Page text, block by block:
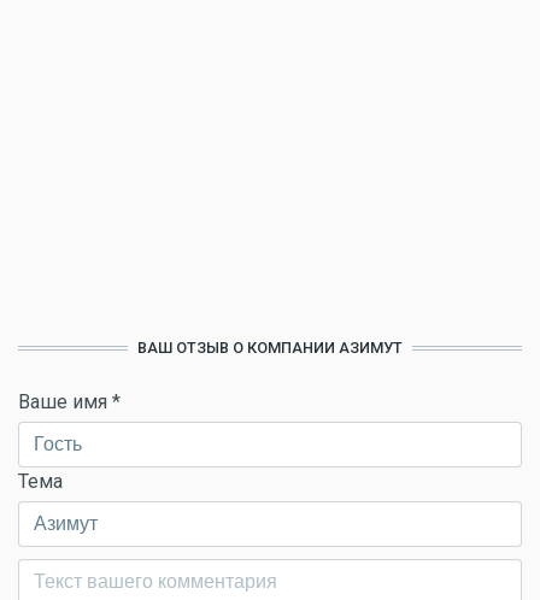
ВАШ ОТЗЫВ О КОМПАНИИ АЗИМУТ
Ваше имя *
Тема
Комментарий*